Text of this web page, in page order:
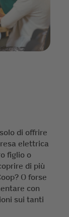
di offrire
elettrica
figlio o
di più
O forse
con
sui tanti